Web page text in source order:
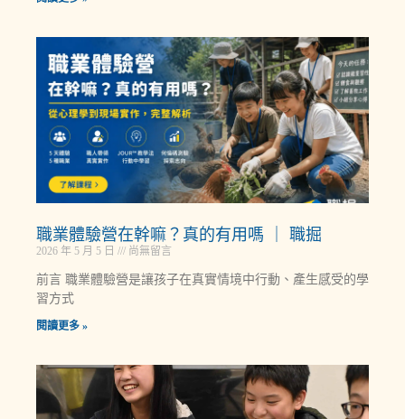
職業體驗營在幹嘛？真的有用嗎 ｜ 職掘
2026 年 5 月 5 日 尚無留言
前言 職業體驗營是讓孩子在真實情境中行動、產生感受的學
習方式
閱讀更多 »